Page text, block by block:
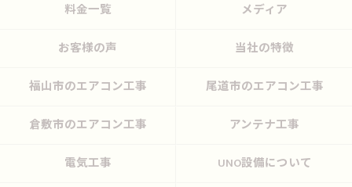
料金一覧 メディア
お客様の声 当社の特徴
福山市のエアコン工事 尾道市のエアコン工事
倉敷市のエアコン工事 アンテナ工事
電気工事 UNO設備について